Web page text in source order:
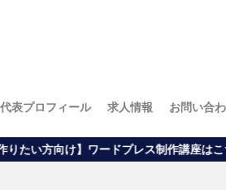
代表プロフィール 求人情報 お問い合
ドプレス制作講座はこちらをクリック▶